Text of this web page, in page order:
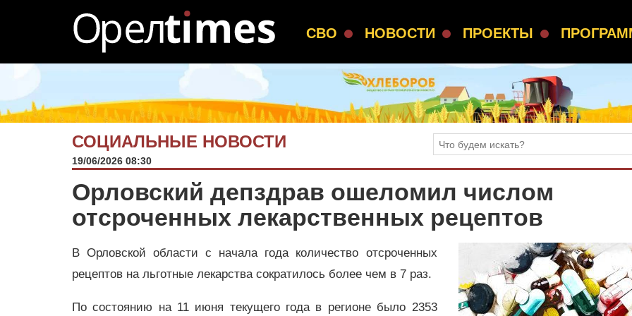
СВО НОВОСТИ ПРОЕКТЫ
СОЦИАЛЬНЫЕ НОВОСТИ
19/06/2026 08:30
Орловский депздрав ошеломил числом
отсроченных лекарственных рецептов
В Орловской области с начала года количество отсроченных
рецептов на льготные лекарства сократилось более чем в 7 раз.
По состоянию на 11 июня текущего года в регионе было 2353